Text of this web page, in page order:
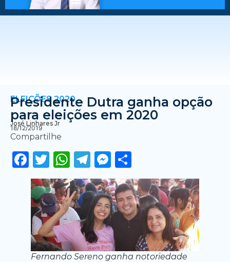
ELEIÇÕES 2020
Presidente Dutra ganha opção
para eleições em 2020
José Linhares Jr
18/12/2019
Compartilhe
Facebook
Twitter
WhatsApp
Telegram
Messenger
Fernando Sereno ganha notoriedade